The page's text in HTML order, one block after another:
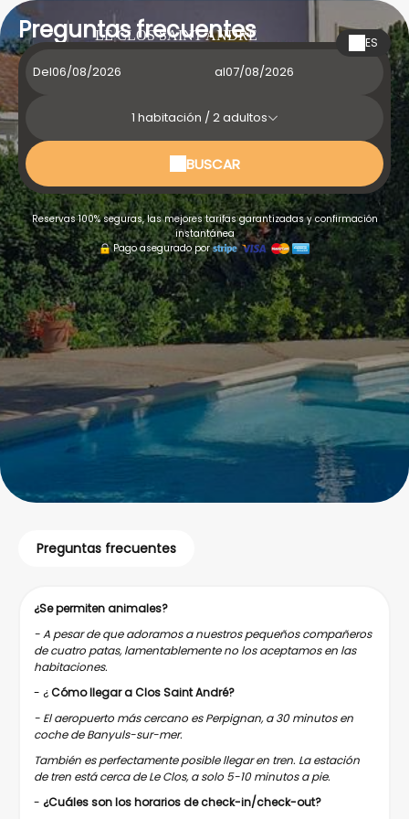
LE CLOS SAINT ANDRÉ ES
Preguntas frecuentes
Del al
1 habitación /2adultos
BUSCAR
Reservas 100% seguras, las mejores tarifas garantizadas y confirmación
instantánea
Pago asegurado por
Preguntas frecuentes
¿Se permiten animales?
- A pesar de que adoramos a nuestros pequeños compañeros
de cuatro patas, lamentablemente no los aceptamos en las
habitaciones.
- ¿Cómo llegar a Clos Saint André?
- El aeropuerto más cercano es Perpignan, a 30 minutos en
coche de Banyuls-sur-mer.
También es perfectamente posible llegar en tren. La estación
de tren está cerca de Le Clos, a solo 5-10 minutos a pie.
- ¿Cuáles son los horarios de check-in/check-out?